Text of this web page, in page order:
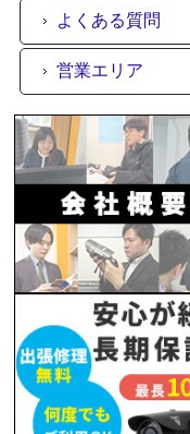
よくある質問
営業エリア